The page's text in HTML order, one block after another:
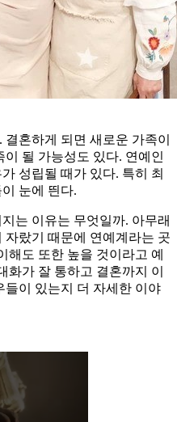
혼하게 되면 새로운 가족이
될 가능성도 있다. 연예인
성립될 때가 있다. 특히 최
눈에 띈다.
는 이유는 무엇일까. 아무래
랐기 때문에 연예계라는 곳
해도 또한 높을 것이라고 예
화가 잘 통하고 결혼까지 이
들이 있는지 더 자세한 이야